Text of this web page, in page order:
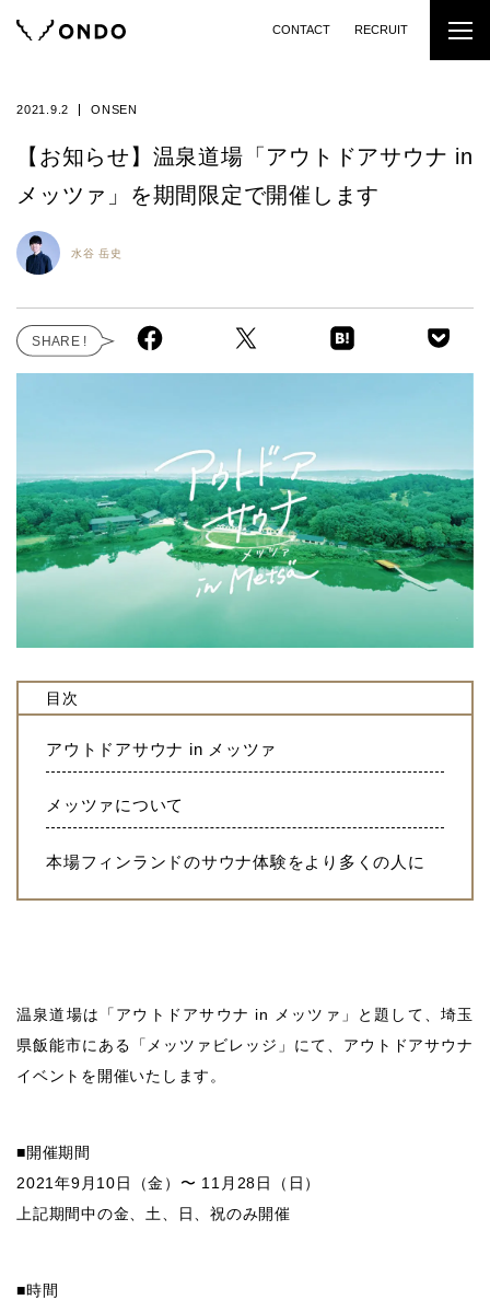
CONTACT RECRUIT
2021.9.2 ONSEN
【お知らせ】温泉道場「アウトドアサウナ in
メッツァ」を期間限定で開催します
水谷 岳史
目次
アウトドアサウナ in メッツァ
メッツァについて
本場フィンランドのサウナ体験をより多くの人に
温泉道場は「アウトドアサウナ in メッツァ」と題して、埼玉
県飯能市にある「メッツァビレッジ」にて、アウトドアサウナ
イベントを開催いたします。
■開催期間
2021年9月10日（金）〜 11月28日（日）
上記期間中の金、土、日、祝のみ開催
■時間